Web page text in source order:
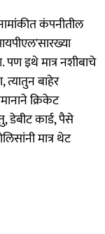
कंपनीतील
पण इथे मात्र नशीबाचे
बाहेर
क्रिकेट
डेबीट कार्ड, पैसे
मात्र थेट